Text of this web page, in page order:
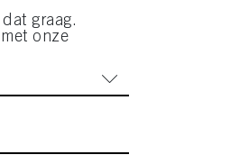
graag.
onze